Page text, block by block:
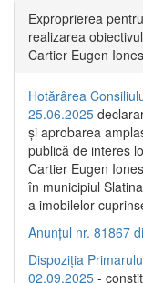
Exproprierea
realizarea
Cartier Eugen
Hotărârea
25.06.2025
și aprobarea
publică de interes
Cartier Eugen
în municipiul
a imobilelor
Anunțul nr. 81867
Dispoziția
02.09.2025 -